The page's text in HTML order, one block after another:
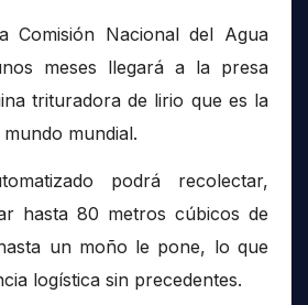
Comisión Nacional del Agua
meses llegará a la presa
trituradora de lirio que es la
mundial.
podrá recolectar,
hasta 80 metros cúbicos de
un moño le pone, lo que
logística sin precedentes.